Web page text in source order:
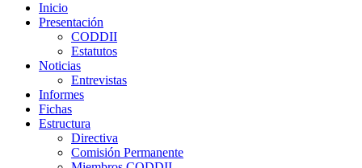
Inicio
Presentación
CODDII
Estatutos
Noticias
Entrevistas
Informes
Fichas
Estructura
Directiva
Comisión Permanente